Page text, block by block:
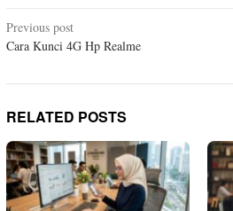
Post
navigation
Previous post
Cara Kunci 4G Hp Realme
RELATED POSTS